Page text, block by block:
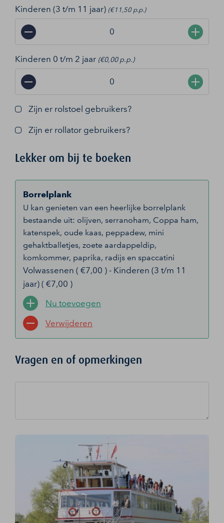
Kinderen (3 t/m 11 jaar) (€11,50 p.p.)
− +
Kinderen 0 t/m 2 jaar (€0,00 p.p.)
− +
Zijn er rolstoel gebruikers?
Zijn er rollator gebruikers?
Lekker om bij te boeken
Borrelplank
U kan genieten van een heerlijke borrelplank
bestaande uit: olijven, serranoham, Coppa ham,
katenspek, oude kaas, peppadew, mini
gehaktballetjes, zoete aardappeldip,
komkommer, paprika, radijs en spaccatini
Volwassenen ( €7,00 ) - Kinderen (3 t/m 11
jaar) ( €7,00 )
Nu toevoegen
Verwijderen
Vragen en of opmerkingen